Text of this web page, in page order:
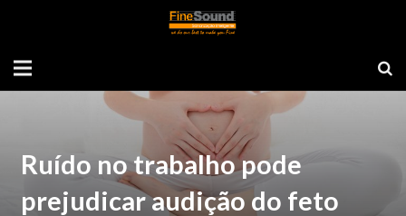
Ruído no trabalho pode
prejudicar audição do feto